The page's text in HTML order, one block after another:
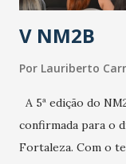
estratificação do
V NM2B
Por Lauriberto
A 5ª edição do
confirmada para o
Fortaleza. Com o